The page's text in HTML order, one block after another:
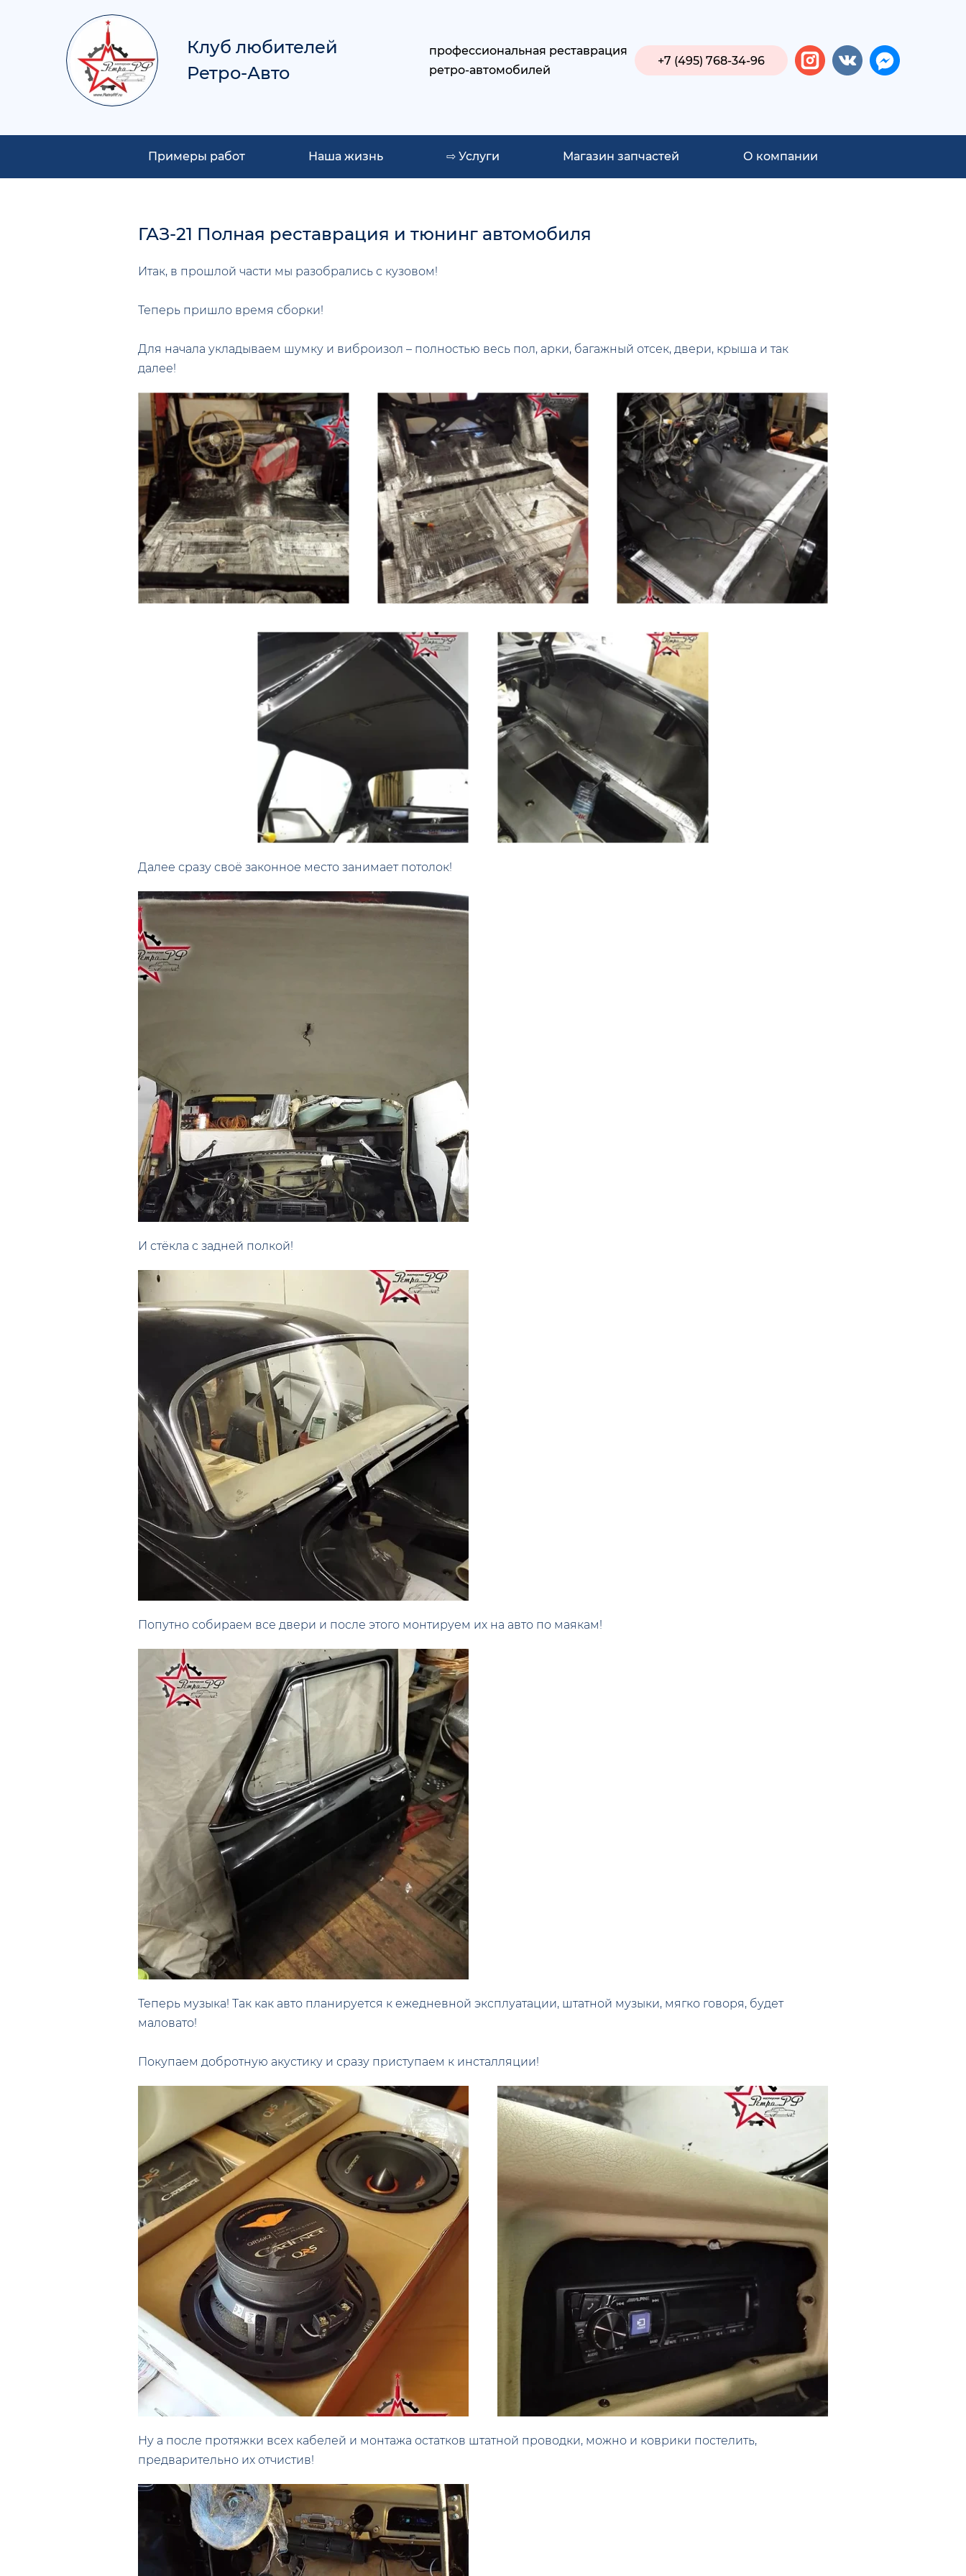
Клуб любителей
Ретро-Авто
+7 (495) 768-34-96
профессиональная реставрация
ретро-автомобилей
Примеры работ Наша жизнь ⇨ Услуги Магазин запчастей О компании
ГАЗ-21 Полная реставрация и тюнинг автомобиля
Итак, в прошлой части мы разобрались с кузовом!
Теперь пришло время сборки!
Для начала укладываем шумку и виброизол – полностью весь пол, арки, багажный отсек, двери, крыша и так
далее!
Далее сразу своё законное место занимает потолок!
И стёкла с задней полкой!
Попутно собираем все двери и после этого монтируем их на авто по маякам!
Теперь музыка! Так как авто планируется к ежедневной эксплуатации, штатной музыки, мягко говоря, будет
маловато!
Покупаем добротную акустику и сразу приступаем к инсталляции!
Ну а после протяжки всех кабелей и монтажа остатков штатной проводки, можно и коврики постелить,
предварительно их отчистив!